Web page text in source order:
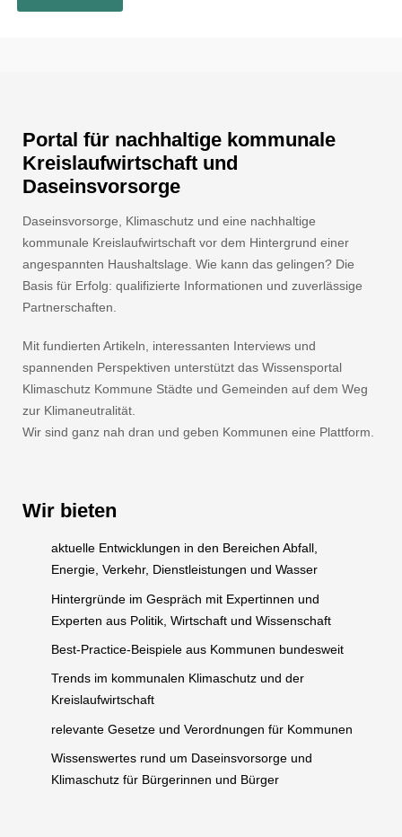
Portal für nachhaltige kommunale
Kreislaufwirtschaft und
Daseinsvorsorge
Daseinsvorsorge, Klimaschutz und eine nachhaltige
kommunale Kreislaufwirtschaft vor dem Hintergrund einer
angespannten Haushaltslage. Wie kann das gelingen? Die
Basis für Erfolg: qualifizierte Informationen und zuverlässige
Partnerschaften.
Mit fundierten Artikeln, interessanten Interviews und
spannenden Perspektiven unterstützt das Wissensportal
Klimaschutz Kommune Städte und Gemeinden auf dem Weg
zur Klimaneutralität.
Wir sind ganz nah dran und geben Kommunen eine Plattform.
Wir bieten
aktuelle Entwicklungen in den Bereichen Abfall,
Energie, Verkehr, Dienstleistungen und Wasser
Hintergründe im Gespräch mit Expertinnen und
Experten aus Politik, Wirtschaft und Wissenschaft
Best-Practice-Beispiele aus Kommunen bundesweit
Trends im kommunalen Klimaschutz und der
Kreislaufwirtschaft
relevante Gesetze und Verordnungen für Kommunen
Wissenswertes rund um Daseinsvorsorge und
Klimaschutz für Bürgerinnen und Bürger